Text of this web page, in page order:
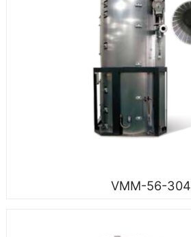
VMM-56-304